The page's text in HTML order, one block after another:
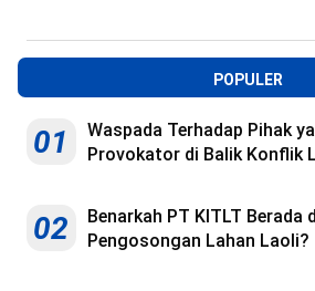
POPULER
01
Waspada Terhadap Pihak
Provokator di Balik Konflik
02
Benarkah PT KITLT Berada
Pengosongan Lahan Laoli?